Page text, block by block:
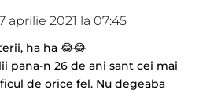
aprilie 2021 la 07:45
ha ha 😂😂
pana-n 26 de ani sant cei mai
de orice fel. Nu degeaba